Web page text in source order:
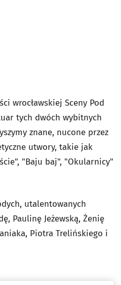
wrocławskiej Sceny Pod
tych dwóch wybitnych
znane, nucone przez
utwory, takie jak
"Baju baj", "Okularnicy"
utalentowanych
Paulinę Jeżewską, Żenię
Piotra Trelińskiego i